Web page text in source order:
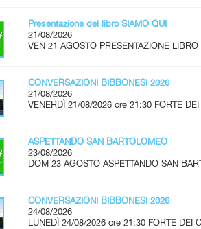
Presentazione del libro SIAMO QUI
21/08/2026
VEN 21 AGOSTO PRESENTAZIONE LIBRO
CONVERSAZIONI BIBBONESI 2026
21/08/2026
VENERDÌ 21/08/2026 ore 21:30 FORTE DEI
ASPETTANDO SAN BARTOLOMEO
23/08/2026
DOM 23 AGOSTO ASPETTANDO SAN
CONVERSAZIONI BIBBONESI 2026
24/08/2026
LUNEDÌ 24/08/2026 ore 21:30 FORTE DEI